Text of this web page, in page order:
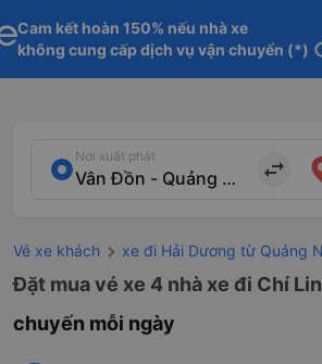
Cam kết hoàn 150% nếu nhà xe
không cung cấp dịch vụ vận chuyển (*)
Nơi xuất phát
import_export
Vé xe khách xe đi Hải Dương từ Quảng
Đặt mua vé xe 4 nhà xe đi Chí
chuyến mỗi ngày